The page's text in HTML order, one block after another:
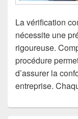
La vérification
nécessite une
rigoureuse.
procédure
d’assurer la
entreprise.